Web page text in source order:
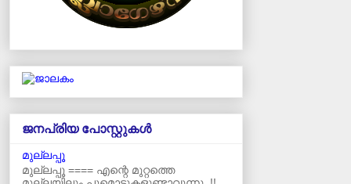
ജനപ്രിയ പോസ്റ്റുകള്‍‌
മുല്ലപ്പൂ
മുല്ലപ്പൂ ==== എന്റെ മുറ്റത്തെ